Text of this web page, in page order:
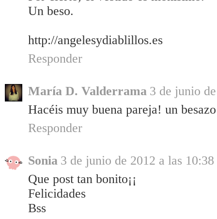
Un beso.
http://angelesydiablillos.es
Responder
María D. Valderrama 3 de junio
Hacéis muy buena pareja! un besazo
Responder
Sonia 3 de junio de 2012 a las 10:38
Que post tan bonito¡¡
Felicidades
Bss